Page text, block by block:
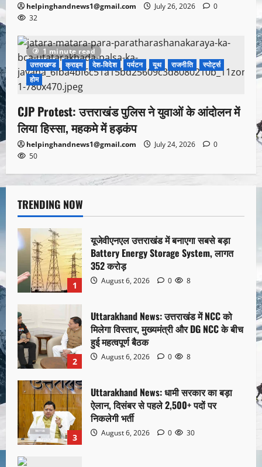
helpinghandnews1@gmail.com July 26, 2026
0
32
1 minute read
उत्तराखण्ड
क्राइम देश-विदेश पर्यटन यूथ राजनीति
स्पोर्ट्स
होम
CJP Protest: उत्तराखंड पुलिस ने युवाओं के आंदोलन में
लिया हिस्सा, महकमे में हड़कंप
helpinghandnews1@gmail.com July 24, 2026
0
50
TRENDING NOW
1
यूजेवीएनएल उत्तराखंड में बनाएगा सबसे बड़ा
Battery Energy Storage System, लागत
352 करोड़
August 6, 2026 0 8
2
Uttarakhand News: उत्तराखंड में NCC को
मिलेगा विस्तार, मुख्यमंत्री और DG NCC के बीच
हुई महत्वपूर्ण बैठक
August 6, 2026 0 8
3
Uttarakhand News: धामी सरकार का बड़ा
ऐलान, दिसंबर से पहले 2,500+ पदों पर
निकलेगी भर्ती
August 6, 2026 0 30